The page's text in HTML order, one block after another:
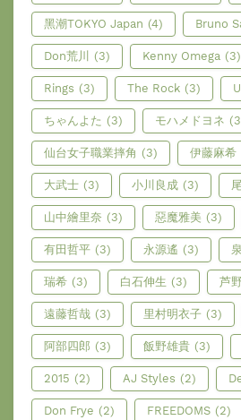
黑潮TOKYO Japan (4) Bruno
Don荒川 (3) Kenny Omega (3)
Rings (3) The Rock (3)
ちゃんよた (3) モハメドヨネ
仙台女子職業摔角 (3) 伊藤麻希
大武士 (3) 小川良成 (3)
山中繪里奈 (3) 惡魔雅美 (3)
有田哲平 (3) 永源遙 (3)
瑞希 (3) 白石伸生 (3) 芦
遠藤哲哉 (3) 里村明衣子 (3)
阿部四郎 (3) 飯野雄貴 (3)
2015 (2) AJ Styles (2)
Don Frye (2) FREEDOMS (2)